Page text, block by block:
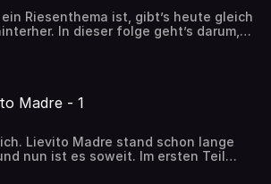
Riesenthema ist, gibt’s heute gleich
In dieser folge geht’s darum,
Eure Madre schwächelt, sie zu
Dinge nicht passen. Außerdem
Und da Ingmar das überfordert, sagt
wie auch immer – reinhören lohnt
Madre - 1
Lievito Madre stand schon lange
nun ist es soweit. Im ersten Teil
Lievito Madre eigentlich ist, wo und wie